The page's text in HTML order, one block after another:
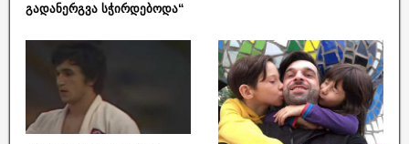
გადანერგვა სჭირდებოდა“